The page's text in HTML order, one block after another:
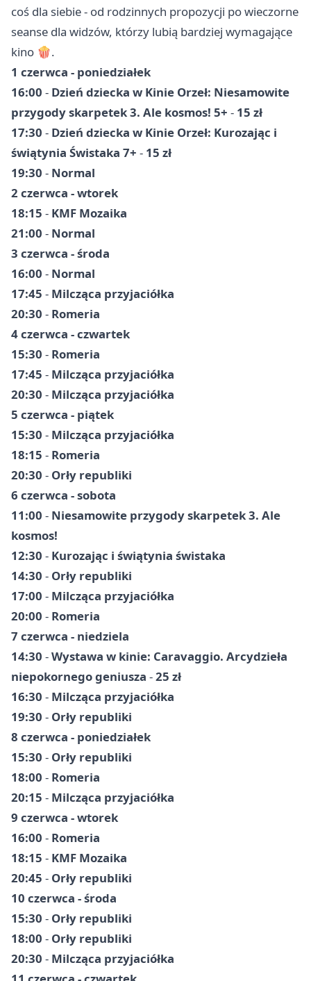
coś dla siebie - od rodzinnych propozycji po wieczorne
seanse dla widzów, którzy lubią bardziej wymagające
kino 🍿.
1 czerwca - poniedziałek
16:00 - Dzień dziecka w Kinie Orzeł: Niesamowite
przygody skarpetek 3. Ale kosmos! 5+ - 15 zł
17:30 - Dzień dziecka w Kinie Orzeł: Kurozając i
świątynia Świstaka 7+ - 15 zł
19:30 - Normal
2 czerwca - wtorek
18:15 - KMF Mozaika
21:00 - Normal
3 czerwca - środa
16:00 - Normal
17:45 - Milcząca przyjaciółka
20:30 - Romeria
4 czerwca - czwartek
15:30 - Romeria
17:45 - Milcząca przyjaciółka
20:30 - Milcząca przyjaciółka
5 czerwca - piątek
15:30 - Milcząca przyjaciółka
18:15 - Romeria
20:30 - Orły republiki
6 czerwca - sobota
11:00 - Niesamowite przygody skarpetek 3. Ale
kosmos!
12:30 - Kurozając i świątynia świstaka
14:30 - Orły republiki
17:00 - Milcząca przyjaciółka
20:00 - Romeria
7 czerwca - niedziela
14:30 -Wystawa w kinie: Caravaggio. Arcydzieła
niepokornego geniusza -25 zł
16:30 - Milcząca przyjaciółka
19:30 - Orły republiki
8 czerwca - poniedziałek
15:30 - Orły republiki
18:00 - Romeria
20:15 - Milcząca przyjaciółka
9 czerwca - wtorek
16:00 - Romeria
18:15 - KMF Mozaika
20:45 - Orły republiki
10 czerwca - środa
15:30 - Orły republiki
18:00 - Orły republiki
20:30 - Milcząca przyjaciółka